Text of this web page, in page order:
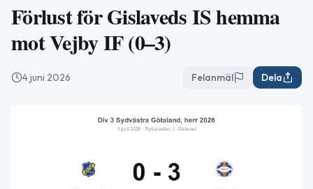
Förlust för Gislaveds IS hemma
mot Vejby IF (0–3)
4 juni 2026 Felanmäl Dela